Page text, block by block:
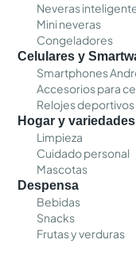
Neveras
Mini neveras
Congeladores
Celulares y
Smartphones
Accesorios para
Relojes deportivos
Hogar y variedades
Limpieza
Cuidado personal
Mascotas
Despensa
Bebidas
Snacks
Frutas y verduras